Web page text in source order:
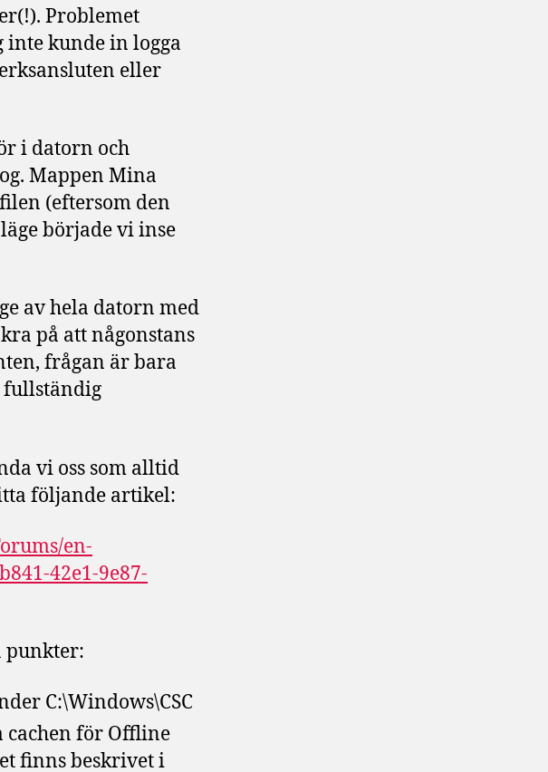
Problemet
inte kunde in logga
eller
i datorn och
Mappen Mina
(eftersom den
började vi inse
av hela datorn med
på att någonstans
frågan är bara
fullständig
vi oss som alltid
följande artikel:
en-
42e1-9e87-
punkter:
C:\Windows\CSC
cachen för Offline
finns beskrivet i